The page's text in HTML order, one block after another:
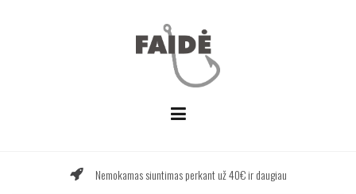
Nemokamas siuntimas perkant už 40€ ir daugiau